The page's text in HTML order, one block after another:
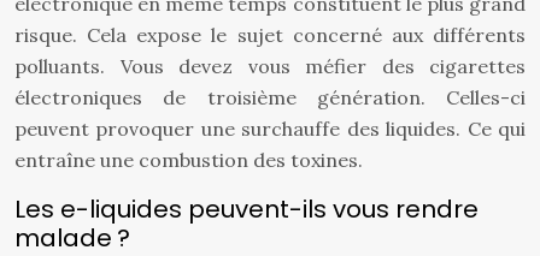
risque. Cela expose le sujet concerné aux différents
polluants. Vous devez vous méfier des cigarettes
électroniques de troisième génération. Celles-ci
peuvent provoquer une surchauffe des liquides. Ce qui
entraîne une combustion des toxines.
Les e-liquides peuvent-ils vous rendre
malade ?